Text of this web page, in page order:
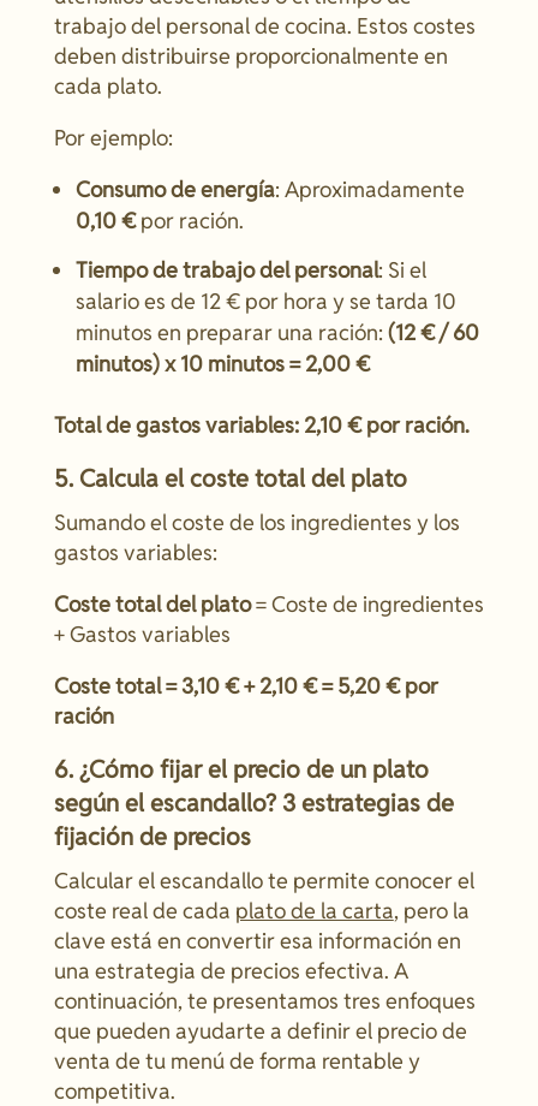
trabajo del personal de cocina. Estos costes
deben distribuirse proporcionalmente en
cada plato.
Por ejemplo:
Consumo de energía: Aproximadamente
0,10 €por ración.
Tiempo de trabajo del personal: Si el
salario es de 12 € por hora y se tarda 10
minutos en preparar una ración: (12 € / 60
minutos) x 10 minutos = 2,00 €
Total de gastos variables: 2,10 € por ración.
5. Calcula el coste total del plato
Sumando el coste de los ingredientes y los
gastos variables:
Coste total del plato= Coste de ingredientes
+ Gastos variables
Coste total = 3,10 € + 2,10 € = 5,20 € por
ración
6. ¿Cómo fijar el precio de un plato
según el escandallo? 3 estrategias de
fijación de precios
Calcular el escandallo te permite conocer el
coste real de cada plato de la carta, pero la
clave está en convertir esa información en
una estrategia de precios efectiva. A
continuación, te presentamos tres enfoques
que pueden ayudarte a definir el precio de
venta de tu menú de forma rentable y
competitiva.